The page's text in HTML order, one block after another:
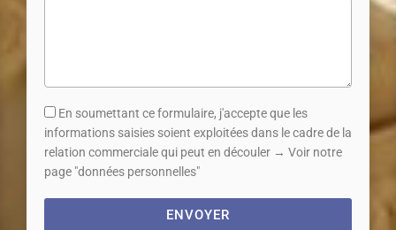
En soumettant ce formulaire, j'accepte que les
informations saisies soient exploitées dans le cadre de la
relation commerciale qui peut en découler → Voir notre
page "données personnelles"
ENVOYER